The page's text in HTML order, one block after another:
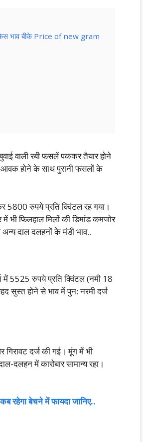
भाव बीके Price of new gram
वाली रबी फसलें पककर तैयार होने
आवक होने के साथ पुरानी फसलों के
5800 रुपये प्रति क्विंटल रह गया।
फिलहाल मिलों की डिमांड कमजोर
दाल दलहनों के मंडी भाव..
में 5525 रुपये प्रति क्विंटल (नमी 18
सुस्त होने से भाव में पुन: नरमी दर्ज
दर्ज की गई। मूंग में भी
दलहन में कारोबार सामान्य रहा।
रहेगा बेचने में फायदा जानिए..